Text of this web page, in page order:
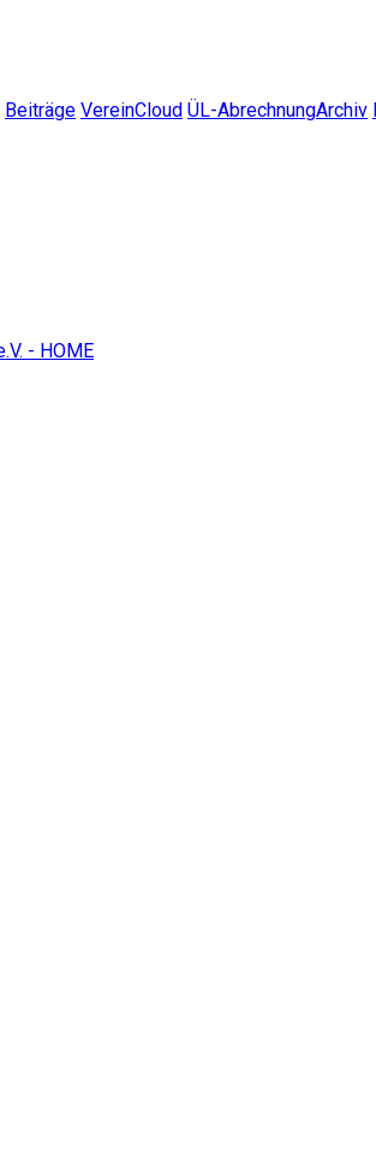
Beiträge VereinCloud ÜL-AbrechnungArchiv